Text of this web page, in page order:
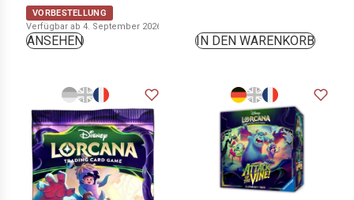
VORBESTELLUNG
Verfügbar ab 4. September 2026
ANSEHEN IN DEN WARENKORB